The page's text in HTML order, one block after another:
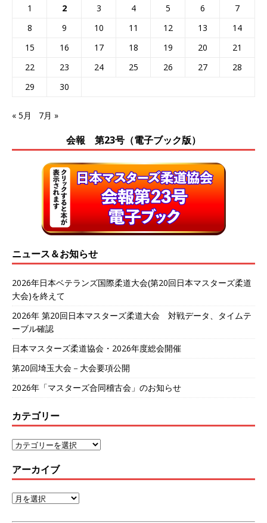
1
2 3 4 5 6
7
8
9 10 11 12 13
14
15
16 17 18 19 20
21
22
23 24 25 26 27
28
29
30
« 5月 7月 »
会報 第23号（電子ブック版）
ニュース＆お知らせ
2026年日本ベテランズ国際柔道大会(第20回日本マスターズ柔道
大会)を終えて
2026年 第20回日本マスターズ柔道大会 対戦データ、タイムテ
ーブル確認
日本マスターズ柔道協会・2026年度総会開催
第20回埼玉大会－大会要項公開
2026年「マスターズ合同稽古会」のお知らせ
カテゴリー
アーカイブ